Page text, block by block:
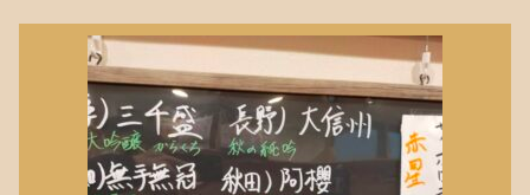
2018年10月(1)
2018年8月(1)
2018年7月(1)
2018年6月 (1)
2018年5月(2)